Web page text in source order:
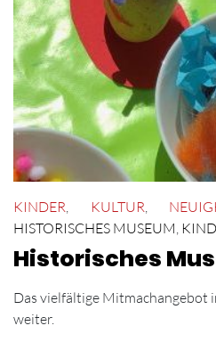
KINDER KULTUR
HISTORISCHES MUSEUM
Historisches
Das vielfältige Mitmachangebot
weiter.